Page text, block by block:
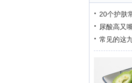
20个护肤
尿酸高又
常见的这